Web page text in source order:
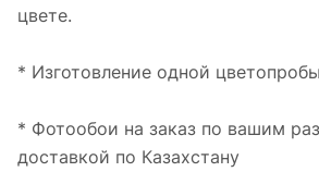
цвете.
* Изготовление одной
* Фотообои на заказ по вашим
доставкой по Казахстану